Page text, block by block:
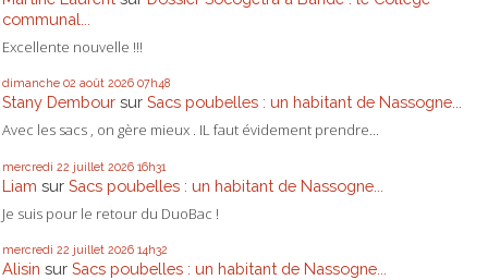
communal...
Excellente nouvelle !!!
dimanche 02 août 2026 07h48
Stany Dembour sur Sacs poubelles : un habitant de Nassogne...
Avec les sacs , on gère mieux . IL faut évidement prendre...
mercredi 22 juillet 2026 16h31
Liam sur Sacs poubelles : un habitant de Nassogne...
Je suis pour le retour du DuoBac !
mercredi 22 juillet 2026 14h32
Alisin sur Sacs poubelles : un habitant de Nassogne...